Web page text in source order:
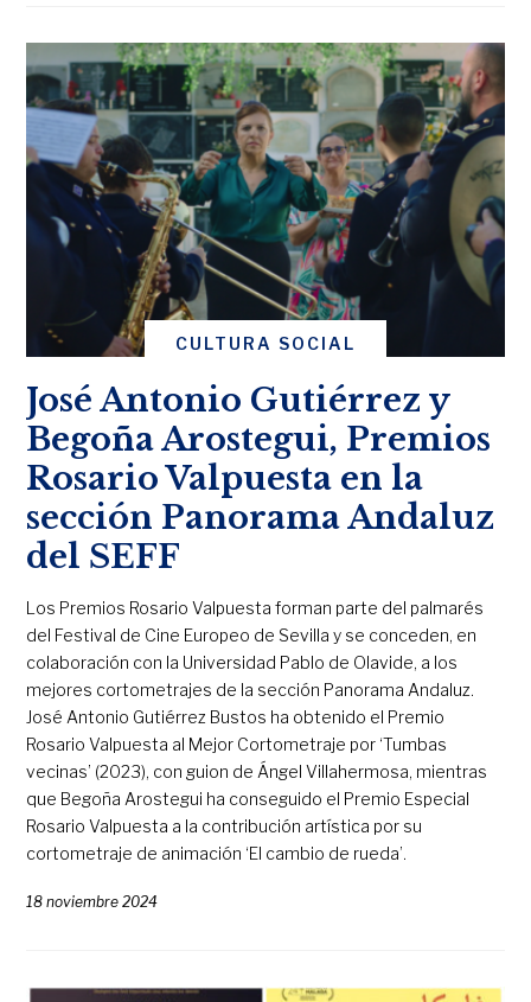
CULTURA SOCIAL
José Antonio Gutiérrez y
Begoña Arostegui, Premios
Rosario Valpuesta en la
sección Panorama Andaluz
del SEFF
Los Premios Rosario Valpuesta forman parte del palmarés
del Festival de Cine Europeo de Sevilla y se conceden, en
colaboración con la Universidad Pablo de Olavide, a los
mejores cortometrajes de la sección Panorama Andaluz.
José Antonio Gutiérrez Bustos ha obtenido el Premio
Rosario Valpuesta al Mejor Cortometraje por ‘Tumbas
vecinas’ (2023), con guion de Ángel Villahermosa, mientras
que Begoña Arostegui ha conseguido el Premio Especial
Rosario Valpuesta a la contribución artística por su
cortometraje de animación ‘El cambio de rueda’.
18 noviembre 2024